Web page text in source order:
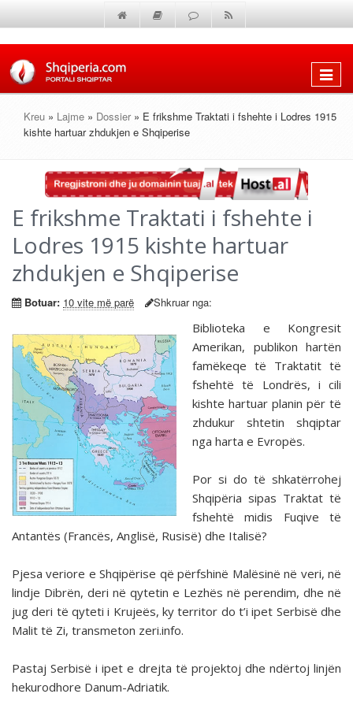
Shfaq
Kreu » Lajme » Dossier » E frikshme Traktati i fshehte i Lodres 1915
kishte hartuar zhdukjen e Shqiperise
E frikshme Traktati i fshehte i
Lodres 1915 kishte hartuar
zhdukjen e Shqiperise
Botuar: 10 vite më parë Shkruar nga:
Biblioteka e Kongresit
Amerikan, publikon hartën
famëkeqe të Traktatit të
fshehtë të Londrës, i cili
kishte hartuar planin për të
zhdukur shtetin shqiptar
nga harta e Evropës.
Por si do të shkatërrohej
Shqipëria sipas Traktat të
fshehtë midis Fuqive të
Antantës (Francës, Anglisë, Rusisë) dhe Italisë?
Pjesa veriore e Shqipërise që përfshinë Malësinë në veri, në
lindje Dibrën, deri në qytetin e Lezhës në perendim, dhe në
jug deri të qyteti i Krujeës, ky territor do t’i ipet Serbisë dhe
Malit të Zi, transmeton zeri.info.
Pastaj Serbisë i ipet e drejta të projektoj dhe ndërtoj linjën
hekurodhore Danum-Adriatik.